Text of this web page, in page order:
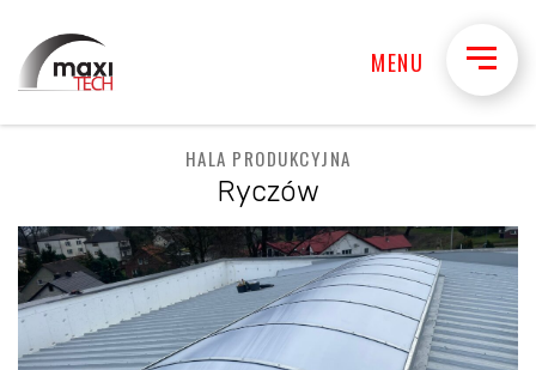
MENU
HALA PRODUKCYJNA
Ryczów